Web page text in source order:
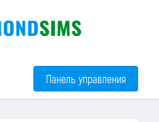
Панель управления